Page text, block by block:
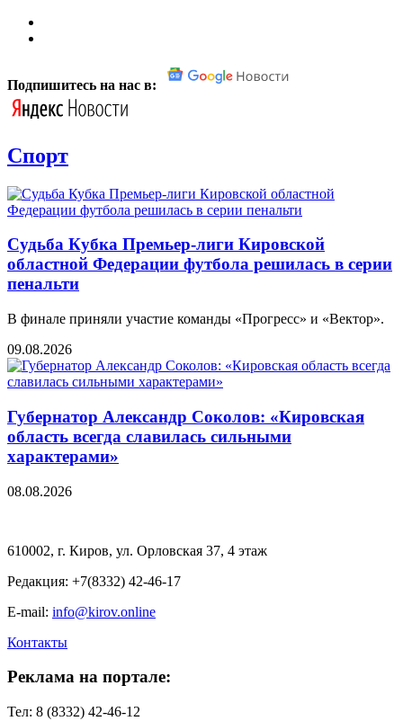
Подпишитесь на нас в:
Спорт
Судьба Кубка Премьер-лиги Кировской
областной Федерации футбола решилась в серии
пенальти
В финале приняли участие команды «Прогресс» и «Вектор».
09.08.2026
Губернатор Александр Соколов: «Кировская
область всегда славилась сильными
характерами»
08.08.2026
610002, г. Киров, ул. Орловская 37, 4 этаж
Редакция: +7(8332) 42-46-17
E-mail: info@kirov.online
Контакты
Реклама на портале:
Тел: 8 (8332) 42-46-12